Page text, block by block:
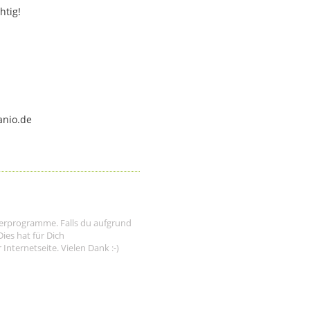
Falls du aufgrund
hat für Dich
Vielen Dank :-)